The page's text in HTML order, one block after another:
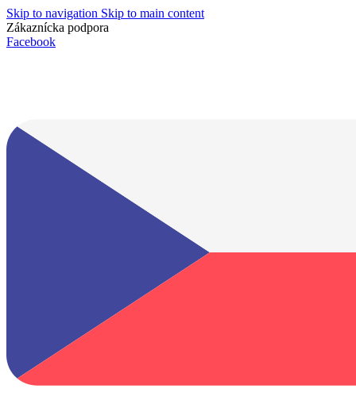
Skip to navigation Skip to main content
Zákaznícka podpora
Facebook